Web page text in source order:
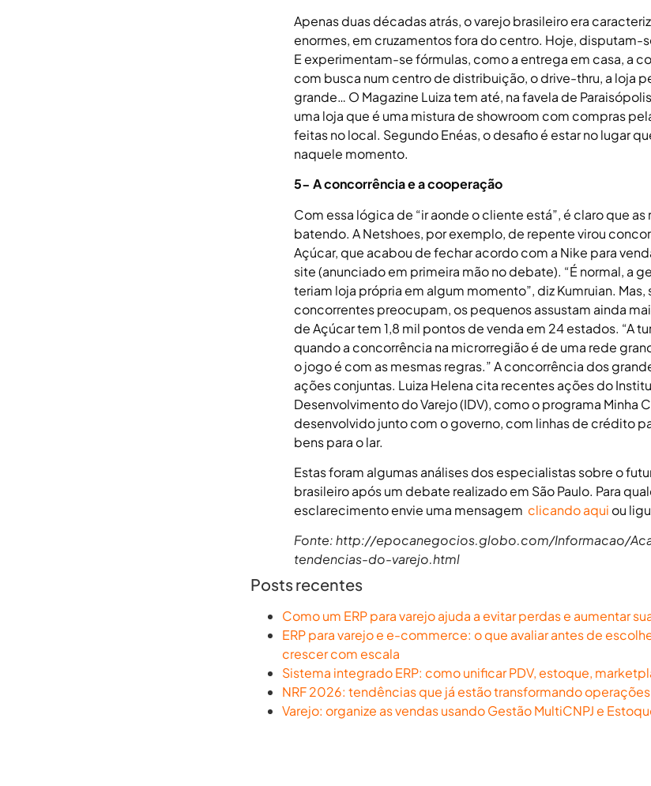
Apenas duas décadas atrás, o varejo brasileiro era
enormes, em cruzamentos fora do centro. Hoje, disputam-
E experimentam-se fórmulas, como a entrega em casa, a
com busca num centro de distribuição, o drive-thru, a loja
grande… O Magazine Luiza tem até, na favela de
uma loja que é uma mistura de showroom com compras
feitas no local. Segundo Enéas, o desafio é estar no lugar
naquele momento.
5- A concorrência e a cooperação
Com essa lógica de “ir aonde o cliente está”, é claro que
batendo. A Netshoes, por exemplo, de repente virou
Açúcar, que acabou de fechar acordo com a Nike para
site (anunciado em primeira mão no debate). “É normal, a
teriam loja própria em algum momento”, diz Kumruian. Mas,
concorrentes preocupam, os pequenos assustam ainda
de Açúcar tem 1,8 mil pontos de venda em 24 estados. “A
quando a concorrência na microrregião é de uma rede
o jogo é com as mesmas regras.” A concorrência dos
ações conjuntas. Luiza Helena cita recentes ações do
Desenvolvimento do Varejo (IDV), como o programa Minha
desenvolvido junto com o governo, com linhas de crédito
bens para o lar.
Estas foram algumas análises dos especialistas sobre o
brasileiro após um debate realizado em São Paulo. Para
esclarecimento envie uma mensagem clicando aqui ou
Fonte: http://epocanegocios.globo.com/Informacao/
tendencias-do-varejo.html
Posts recentes
Como um ERP para varejo ajuda a evitar perdas e aumentar
ERP para varejo e e-commerce: o que avaliar antes de
crescer com escala
Sistema integrado ERP: como unificar PDV, estoque,
NRF 2026: tendências que já estão transformando operações
Varejo: organize as vendas usando Gestão MultiCNPJ e